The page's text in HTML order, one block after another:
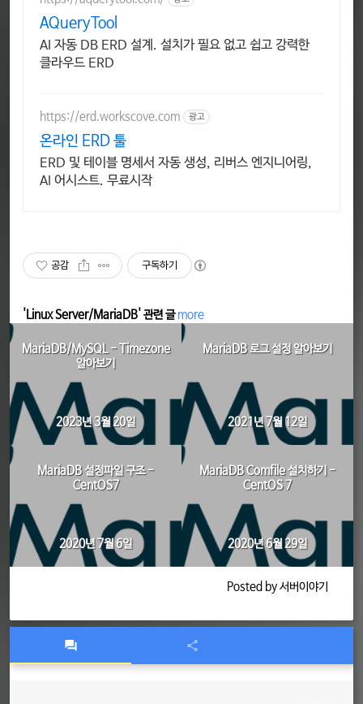
AQueryTool
AI 자동 DB ERD 설계. 설치가 필요 없고 쉽고 강력한
클라우드 ERD
https://erd.workscove.com 광고
온라인 ERD 툴
ERD 및 테이블 명세서 자동 생성, 리버스 엔지니어링,
AI 어시스트. 무료시작
공감 구독하기
'Linux Server/MariaDB' 관련 글 more
MariaDB/MySQL - Timezone
알아보기
2023년 3월 20일
MariaDB 로그 설정 알아보기
2021년 7월 12일
MariaDB 설정파일 구조 -
CentOS7
2020년 7월 6일
MariaDB Comfile 설치하기 -
CentOS 7
2020년 6월 29일
Posted by 서버이야기